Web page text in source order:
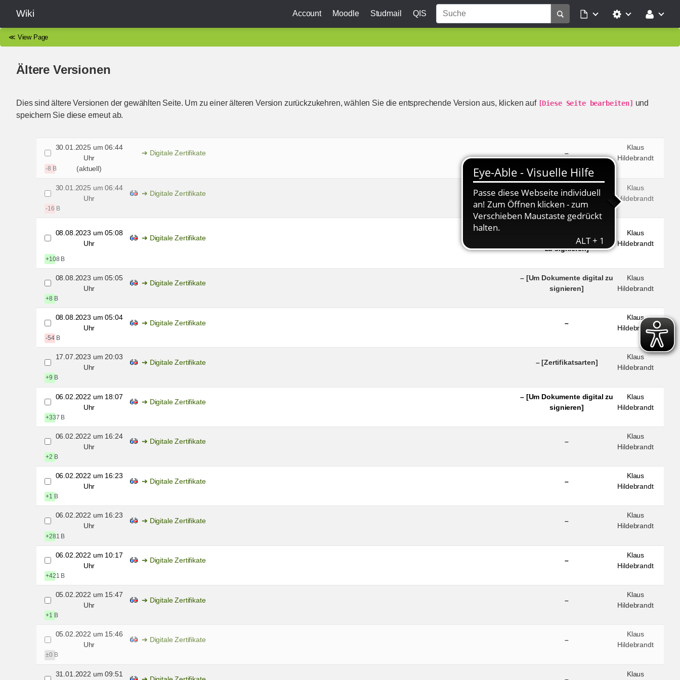
Wiki Account Moodle Studmail QIS
≪ View Page
Ältere Versionen
Dies sind ältere Versionen der gewählten Seite. Um zu einer älteren Version zurückzukehren, wählen Sie die entsprechende Version aus, klicken auf [Diese Seite bearbeiten] und
speichern Sie diese erneut ab.
30.01.2025 um 06:44
Uhr
Digitale Zertifikate –
Klaus
Hildebrandt
-8 B (aktuell)
30.01.2025 um 06:44
Uhr
Digitale Zertifikate –
Klaus
Hildebrandt
-16 B
08.08.2023 um 05:08
Uhr
Digitale Zertifikate
verschlüsseln bzw. digital
zu signieren]
Klaus
Hildebrandt
+108 B
08.08.2023 um 05:05
Uhr
Digitale Zertifikate
– [Um Dokumente digital zu
signieren]
Klaus
Hildebrandt
+8 B
08.08.2023 um 05:04
Uhr
Digitale Zertifikate –
Klaus
Hildebrandt
-54 B
17.07.2023 um 20:03
Uhr
Digitale Zertifikate – [Zertifikatsarten]
Klaus
Hildebrandt
+9 B
06.02.2022 um 18:07
Uhr
Digitale Zertifikate
– [Um Dokumente digital zu
signieren]
Klaus
Hildebrandt
+337 B
06.02.2022 um 16:24
Uhr
Digitale Zertifikate –
Klaus
Hildebrandt
+2 B
06.02.2022 um 16:23
Uhr
Digitale Zertifikate –
Klaus
Hildebrandt
+1 B
06.02.2022 um 16:23
Uhr
Digitale Zertifikate –
Klaus
Hildebrandt
+281 B
06.02.2022 um 10:17
Uhr
Digitale Zertifikate –
Klaus
Hildebrandt
+421 B
05.02.2022 um 15:47
Uhr
Digitale Zertifikate –
Klaus
Hildebrandt
+1 B
05.02.2022 um 15:46
Uhr
Digitale Zertifikate –
Klaus
Hildebrandt
±0 B
31.01.2022 um 09:51 Klaus